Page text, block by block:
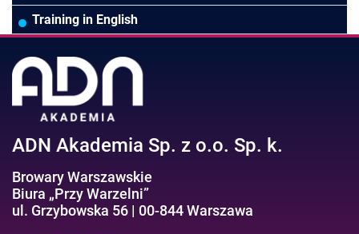
Pozostałe branże
Asystentka/Sekretarka
Efektywność osobista//Wellbeing
MS Project/Word/PowerPoint
Training in English
ADN Akademia Sp. z o.o. Sp. k.
Browary Warszawskie
Biura „Przy Warzelni”
ul. Grzybowska 56 | 00-844 Warszawa